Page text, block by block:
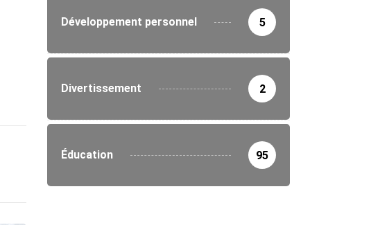
Développement personnel 5
Divertissement 2
Éducation 95